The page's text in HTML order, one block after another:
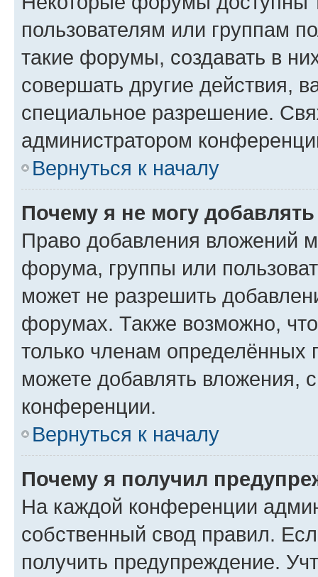
пользователям или группам
такие форумы, создавать в
совершать другие действия,
специальное разрешение.
администратором
Вернуться к началу
Почему я не могу
Право добавления вложений
форума, группы или
может не разрешить
форумах. Также возможно,
только членам определённых
можете добавлять вложения,
конференции.
Вернуться к началу
Почему я получил
На каждой конференции
собственный свод правил.
получить предупреждение.